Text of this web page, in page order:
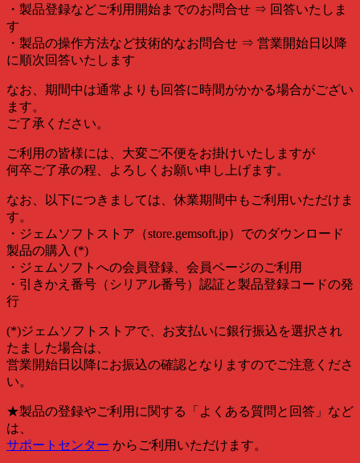
・製品登録などご利用開始までのお問合せ ⇒ 回答いたしま
す
・製品の操作方法など技術的なお問合せ ⇒ 営業開始日以降
に順次回答いたします
なお、期間中は通常よりも回答に時間がかかる場合がござい
ます。
ご了承ください。
ご利用の皆様には、大変ご不便をお掛けいたしますが
何卒ご了承の程、よろしくお願い申し上げます。
なお、以下につきましては、休業期間中もご利用いただけま
す。
・ジェムソフトストア（store.gemsoft.jp）でのダウンロード
製品の購入 (*)
・ジェムソフトへの会員登録、会員ページのご利用
・引きかえ番号（シリアル番号）認証と製品登録コードの発
行
(*)ジェムソフトストアで、お支払いに銀行振込を選択され
たました場合は、
営業開始日以降にお振込の確認となりますのでご注意くださ
い。
★製品の登録やご利用に関する「よくある質問と回答」など
は、
サポートセンター からご利用いただけます。